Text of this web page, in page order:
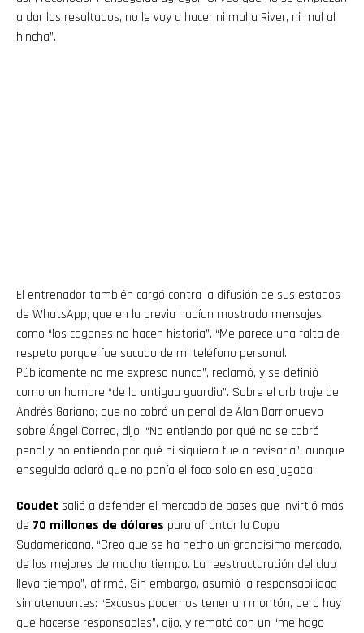
a dar los resultados, no le voy a hacer ni mal a River, ni mal al
hincha”.
El entrenador también cargó contra la difusión de sus estados
de WhatsApp, que en la previa habían mostrado mensajes
como “los cagones no hacen historia”. “Me parece una falta de
respeto porque fue sacado de mi teléfono personal.
Públicamente no me expreso nunca”, reclamó, y se definió
como un hombre “de la antigua guardia”. Sobre el arbitraje de
Andrés Gariano, que no cobró un penal de Alan Barrionuevo
sobre Ángel Correa, dijo: “No entiendo por qué no se cobró
penal y no entiendo por qué ni siquiera fue a revisarla”, aunque
enseguida aclaró que no ponía el foco solo en esa jugada.
Coudet salió a defender el mercado de pases que invirtió más
de 70 millones de dólares para afrontar la Copa
Sudamericana. “Creo que se ha hecho un grandísimo mercado,
de los mejores de mucho tiempo. La reestructuración del club
lleva tiempo”, afirmó. Sin embargo, asumió la responsabilidad
sin atenuantes: “Excusas podemos tener un montón, pero hay
que hacerse responsables”, dijo, y remató con un “me hago